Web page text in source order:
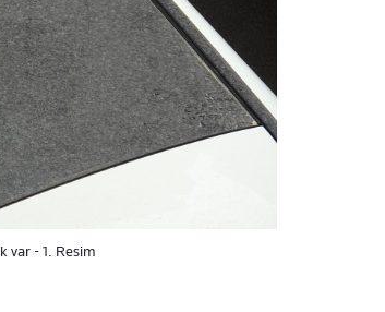
var - 1. Resim